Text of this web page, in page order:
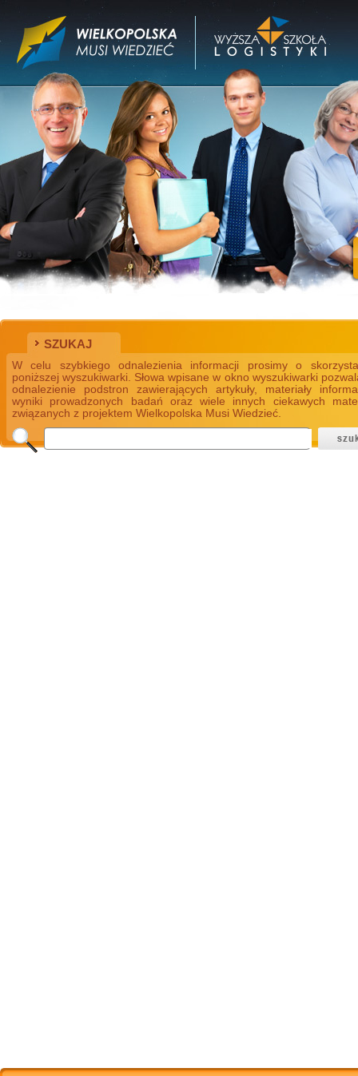
SZUKAJ
W celu szybkiego odnalezienia informacji prosimy o
poniższej wyszukiwarki. Słowa wpisane w okno wyszukiwarki
odnalezienie podstron zawierających artykuły, materiały
wyniki prowadzonych badań oraz wiele innych ciekawych
związanych z projektem Wielkopolska Musi Wiedzieć.